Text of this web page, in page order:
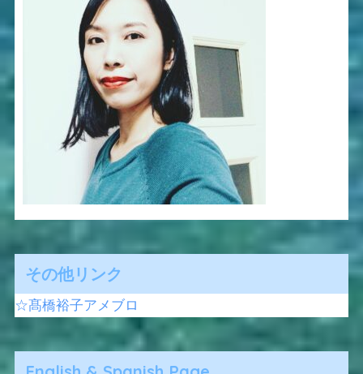
その他リンク
☆髙橋裕子アメブロ